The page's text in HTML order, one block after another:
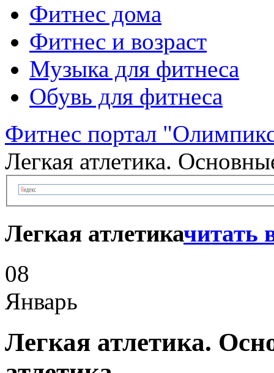
Фитнес дома
Фитнес и возраст
Музыка для фитнеса
Обувь для фитнеса
Фитнес портал
Легкая атлетика.
Легкая атлетикачитать
08
Январь
Легкая атлетика.